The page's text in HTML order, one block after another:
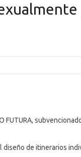
FUTURA,
de itinerarios